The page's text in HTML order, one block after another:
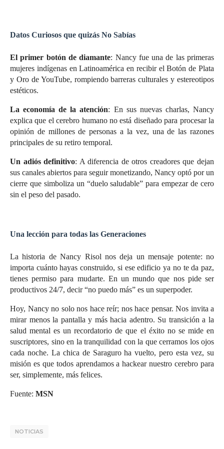
Datos Curiosos que quizás No Sabías
El primer botón de diamante: Nancy fue una de las primeras
mujeres indígenas en Latinoamérica en recibir el Botón de Plata
y Oro de YouTube, rompiendo barreras culturales y estereotipos
estéticos.
La economía de la atención: En sus nuevas charlas, Nancy
explica que el cerebro humano no está diseñado para procesar la
opinión de millones de personas a la vez, una de las razones
principales de su retiro temporal.
Un adiós definitivo: A diferencia de otros creadores que dejan
sus canales abiertos para seguir monetizando, Nancy optó por un
cierre que simboliza un “duelo saludable” para empezar de cero
sin el peso del pasado.
Una lección para todas las Generaciones
La historia de Nancy Risol nos deja un mensaje potente: no
importa cuánto hayas construido, si ese edificio ya no te da paz,
tienes permiso para mudarte. En un mundo que nos pide ser
productivos 24/7, decir “no puedo más” es un superpoder.
Hoy, Nancy no solo nos hace reír; nos hace pensar. Nos invita a
mirar menos la pantalla y más hacia adentro. Su transición a la
salud mental es un recordatorio de que el éxito no se mide en
suscriptores, sino en la tranquilidad con la que cerramos los ojos
cada noche. La chica de Saraguro ha vuelto, pero esta vez, su
misión es que todos aprendamos a hackear nuestro cerebro para
ser, simplemente, más felices.
Fuente: MSN
NOTICIAS